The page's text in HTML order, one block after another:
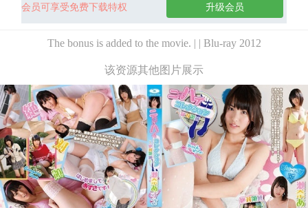
会员可享受免费下载特权 升级会员
The bonus is added to the movie. | | Blu-ray 2012
该资源其他图片展示